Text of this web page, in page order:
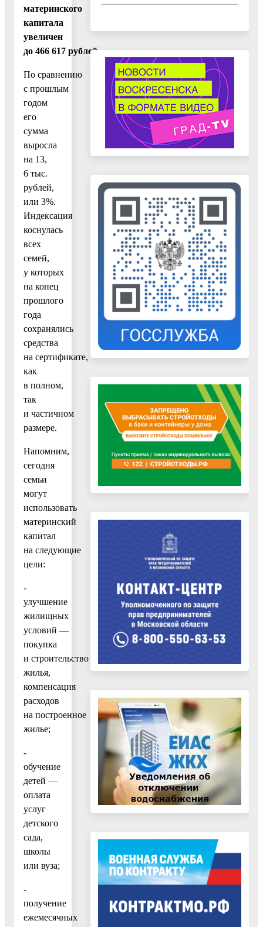
материнского
капитала
увеличен
до 466 617 рублей.
По сравнению
с прошлым
годом
его
сумма
выросла
на 13,
6 тыс.
рублей,
или 3%.
Индексация
коснулась
всех
семей,
у которых
на конец
прошлого
года
сохранялись
средства
на сертификате,
как
в полном,
так
и частичном
размере.
Напомним,
сегодня
семьи
могут
использовать
материнский
капитал
на следующие
цели:
-
улучшение
жилищных
условий —
покупка
и строительство
жилья,
компенсация
расходов
на построенное
жилье;
-
обучение
детей —
оплата
услуг
детского
сада,
школы
или вуза;
-
получение
ежемесячных